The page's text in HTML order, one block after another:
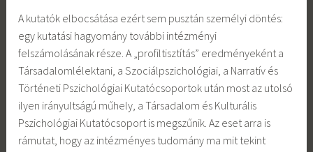
A kutatók elbocsátása ezért sem pusztán személyi döntés:
egy kutatási hagyomány további intézményi
felszámolásának része. A „profiltisztítás” eredményeként a
Társadalomlélektani, a Szociálpszichológiai, a Narratív és
Történeti Pszichológiai Kutatócsoportok után most az utolsó
ilyen irányultságú műhely, a Társadalom és Kulturális
Pszichológiai Kutatócsoport is megszűnik. Az eset arra is
rámutat, hogy az intézményes tudomány ma mit tekint